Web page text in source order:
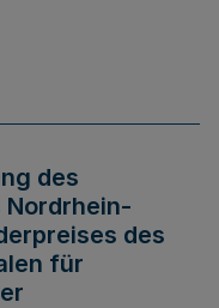
des
Nordrhein-
des
für